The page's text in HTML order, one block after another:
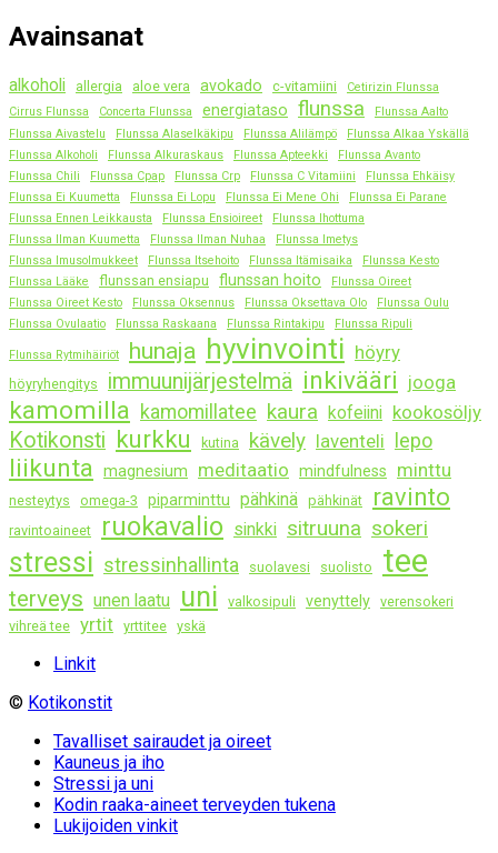
Avainsanat
alkoholi allergia aloe vera avokado c-vitamiini
Cetirizin Flunssa
Cirrus Flunssa
Concerta Flunssa energiataso flunssa
Flunssa Aalto
Flunssa Aivastelu
Flunssa Alaselkäkipu Flunssa Alilämpö
Flunssa Alkaa Yskällä
Flunssa Alkoholi
Flunssa Alkuraskaus Flunssa Apteekki
Flunssa Avanto
Flunssa Chili
Flunssa Cpap Flunssa Crp Flunssa C Vitamiini
Flunssa Ehkäisy
Flunssa Ei Kuumetta
Flunssa Ei Lopu Flunssa Ei Mene Ohi
Flunssa Ei Parane
Flunssa Ennen Leikkausta
Flunssa Ensioireet
Flunssa Ihottuma
Flunssa Ilman Kuumetta
Flunssa Ilman Nuhaa
Flunssa Imetys
Flunssa Imusolmukkeet
Flunssa Itsehoito Flunssa Itämisaika
Flunssa Kesto
Flunssa Lääke
flunssan ensiapu flunssan hoito
Flunssa Oireet
Flunssa Oireet Kesto
Flunssa Oksennus Flunssa Oksettava Olo
Flunssa Oulu
Flunssa Ovulaatio
Flunssa Raskaana Flunssa Rintakipu Flunssa Ripuli
Flunssa Rytmihäiriöt hunaja hyvinvointi höyry
höyryhengitys immuunijärjestelmä inkivääri jooga
kamomilla kamomillatee kaura kofeiini kookosöljy
Kotikonsti kurkku kutina kävely laventeli lepo
liikunta magnesium meditaatio mindfulness minttu
nesteytys omega-3 piparminttu pähkinä pähkinät ravinto
ravintoaineet ruokavalio sinkki sitruuna sokeri
stressi stressinhallinta suolavesi suolisto tee
terveys unen laatu uni valkosipuli venyttely verensokeri
vihreä tee yrtit yrttitee yskä
Linkit
© Kotikonstit
Tavalliset sairaudet ja oireet
Kauneus ja iho
Stressi ja uni
Kodin raaka-aineet terveyden tukena
Lukijoiden vinkit